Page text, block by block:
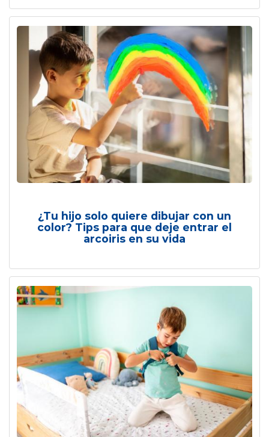
¿Tu hijo solo quiere dibujar con un
color? Tips para que deje entrar el
arcoiris en su vida